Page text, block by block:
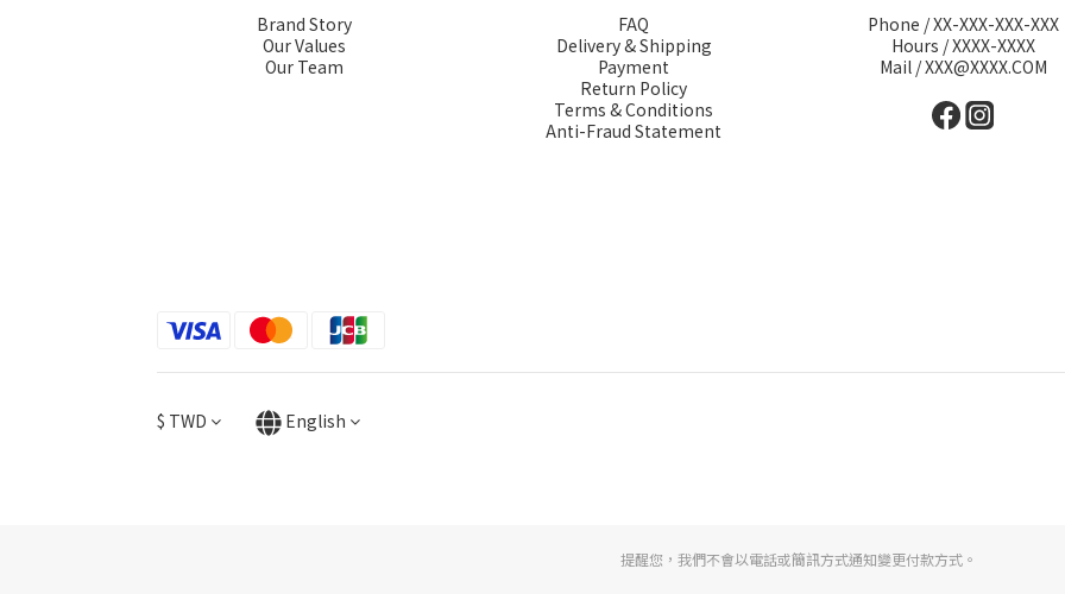
Brand Story
Our Values
Our Team
FAQ
Delivery & Shipping
Payment
Return Policy
Terms & Conditions
Anti-Fraud Statement
Phone / XX-XXX-XXX-XXX
Hours / XXXX-XXXX
Mail / XXX@XXXX.COM
$ TWD English
提醒您，我們不會以電話或簡訊方式通知變更付款方式。